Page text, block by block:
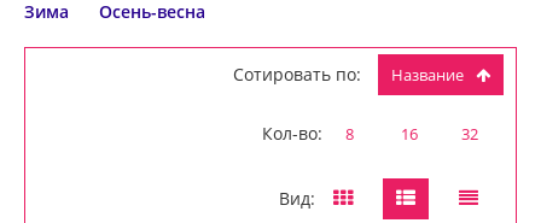
Зима Осень-весна
Сотировать по: Название
Кол-во: 8 16 32
Вид: